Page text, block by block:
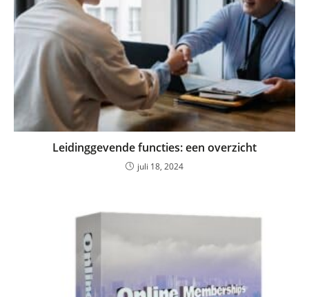
Leidinggevende functies: een overzicht
juli 18, 2024